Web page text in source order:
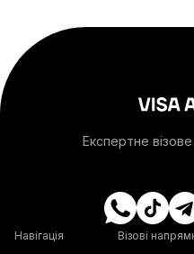
+1-268
+61
Експертне
Візові
Навігація